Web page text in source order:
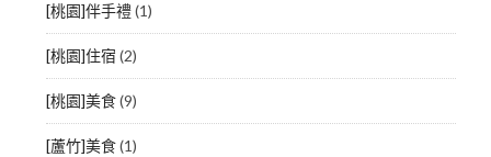
[桃園]伴手禮(1)
[桃園]住宿 (2)
[桃園]美食(9)
[蘆竹]美食(1)